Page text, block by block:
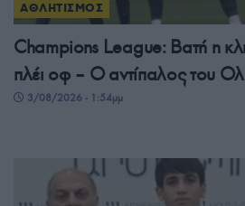
ΑΘΛΗΤΙΣΜΟΣ
Champions League: Βατή η
πλέι οφ – Ο αντίπαλος του
3/08/2026 - 1:54μμ